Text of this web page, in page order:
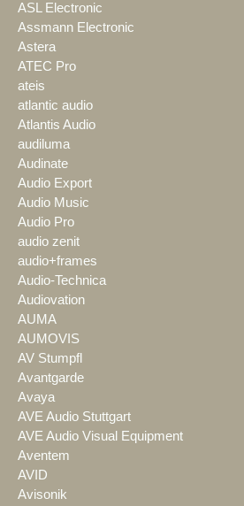
ASL Electronic
Assmann Electronic
Astera
ATEC Pro
ateis
atlantic audio
Atlantis Audio
audiluma
Audinate
Audio Export
Audio Music
Audio Pro
audio zenit
audio+frames
Audio-Technica
Audiovation
AUMA
AUMOVIS
AV Stumpfl
Avantgarde
Avaya
AVE Audio Stuttgart
AVE Audio Visual Equipment
Aventem
AVID
Avisonik